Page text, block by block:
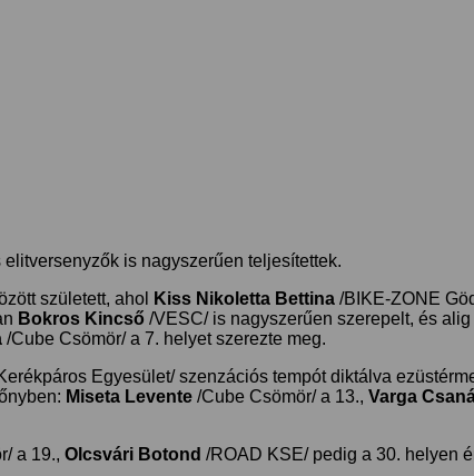
is nagyszerűen teljesítettek.
született, ahol
Kiss Nikoletta Bettina /BIKE-ZONE
Bokros Kincső /VESC/ is nagyszerűen szerepelt, és
/Cube Csömör/ a 7. helyet szerezte meg.
Egyesület/ szenzációs tempót diktálva
Miseta Levente /Cube Csömör/ a 13., Varga
a 19., Olcsvári Botond /ROAD KSE/ pedig a 30. helyen